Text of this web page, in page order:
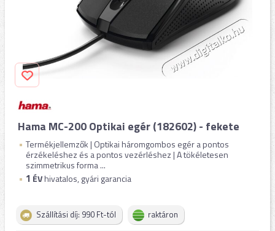
Hama MC-200 Optikai egér (182602) - fekete
Termékjellemzők | Optikai háromgombos egér a pontos
érzékeléshez és a pontos vezérléshez | A tökéletesen
szimmetrikus forma ...
1 ÉVhivatalos, gyári garancia
Szállítási díj: 990 Ft-tól raktáron